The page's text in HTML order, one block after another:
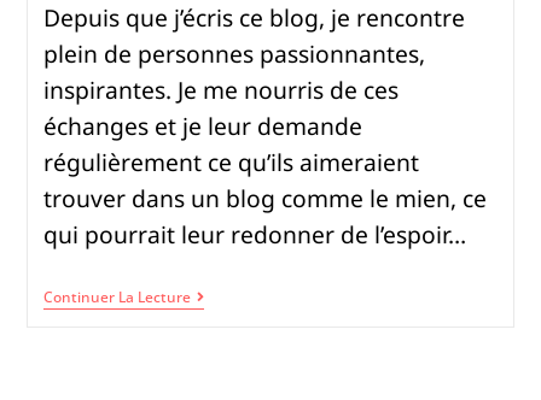
Depuis que j’écris ce blog, je rencontre
plein de personnes passionnantes,
inspirantes. Je me nourris de ces
échanges et je leur demande
régulièrement ce qu’ils aimeraient
trouver dans un blog comme le mien, ce
qui pourrait leur redonner de l’espoir…
Continuer La Lecture